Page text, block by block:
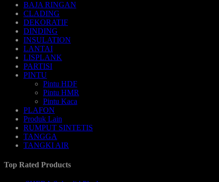
BAJA RINGAN
CLADING
DEKORATIF
DINDING
INSULATION
LANTAI
LISPLANK
PARTISI
PINTU
Pintu HDF
Pintu HMR
Pintu Kaca
PLAFON
Produk Lain
RUMPUT SINTETIS
TANGGA
TANGKI AIR
Top Rated Products